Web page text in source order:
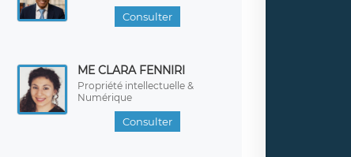
Consulter
ME CLARA FENNIRI
Propriété intellectuelle &
Numérique
Consulter